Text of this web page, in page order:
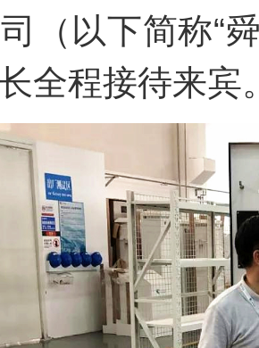
（以下简称“
全程接待来宾